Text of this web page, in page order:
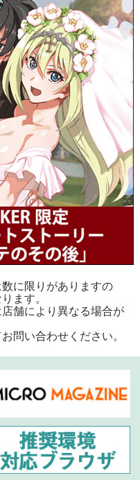
に限りがありますの
ます。
舗により異なる場合が
問い合わせください。